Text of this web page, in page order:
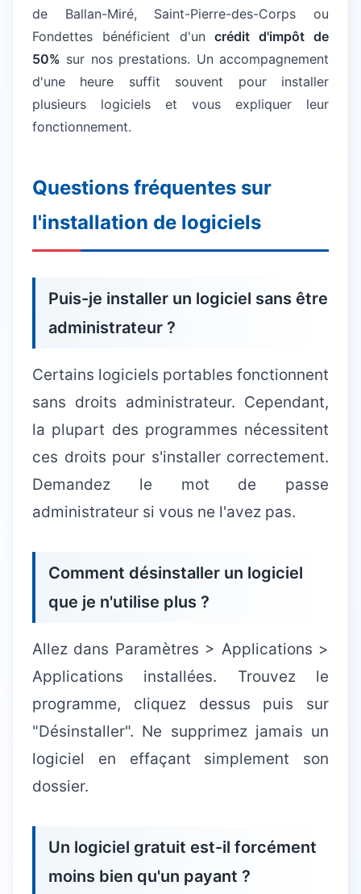
de Ballan-Miré, Saint-Pierre-des-Corps ou
Fondettes bénéficient d'uncrédit d'impôt de
50% sur nos prestations. Un accompagnement
d'une heure suffit souvent pour installer
plusieurs logiciels et vous expliquer leur
fonctionnement.
Questions fréquentes sur
l'installation de logiciels
Puis-je installer un logiciel sans être
administrateur ?
Certains logiciels portables fonctionnent
sans droits administrateur. Cependant,
la plupart des programmes nécessitent
ces droits pour s'installer correctement.
Demandez le mot de passe
administrateur si vous ne l'avez pas.
Comment désinstaller un logiciel
que je n'utilise plus ?
Allez dans Paramètres > Applications >
Applications installées. Trouvez le
programme, cliquez dessus puis sur
"Désinstaller". Ne supprimez jamais un
logiciel en effaçant simplement son
dossier.
Un logiciel gratuit est-il forcément
moins bien qu'un payant ?